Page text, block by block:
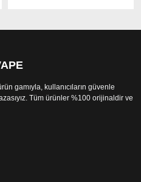
gamıyla, kullanıcıların güvenle
Tüm ürünler %100 orijinaldir ve